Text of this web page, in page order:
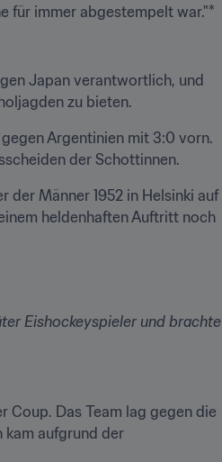
für immer abgestempelt war."*
Japan verantwortlich, und
zu bieten.
Argentinien mit 3:0 vorn.
der Schottinnen.
Männer 1952 in Helsinki auf
heldenhaften Auftritt noch
Eishockeyspieler und brachte
Coup. Das Team lag gegen die
kam aufgrund der